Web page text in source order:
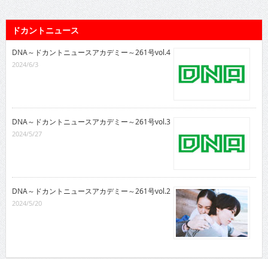
ドカントニュース
DNA～ドカントニュースアカデミー～261号vol.4
2024/6/3
DNA～ドカントニュースアカデミー～261号vol.3
2024/5/27
DNA～ドカントニュースアカデミー～261号vol.2
2024/5/20